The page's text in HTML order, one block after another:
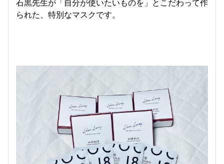
られた、特別なマスクです。